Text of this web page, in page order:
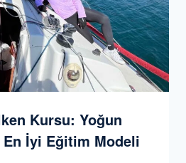
Kursu: Yoğun
En İyi Eğitim Modeli